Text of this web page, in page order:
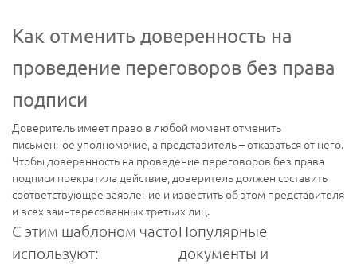
Как отменить доверенность на
проведение переговоров без права
подписи
Доверитель имеет право в любой момент отменить
письменное уполномочие, а представитель – отказаться от него.
Чтобы доверенность на проведение переговоров без права
подписи прекратила действие, доверитель должен составить
соответствующее заявление и известить об этом представителя
и всех заинтересованных третьих лиц.
С этим шаблоном часто
используют:
Популярные
документы и